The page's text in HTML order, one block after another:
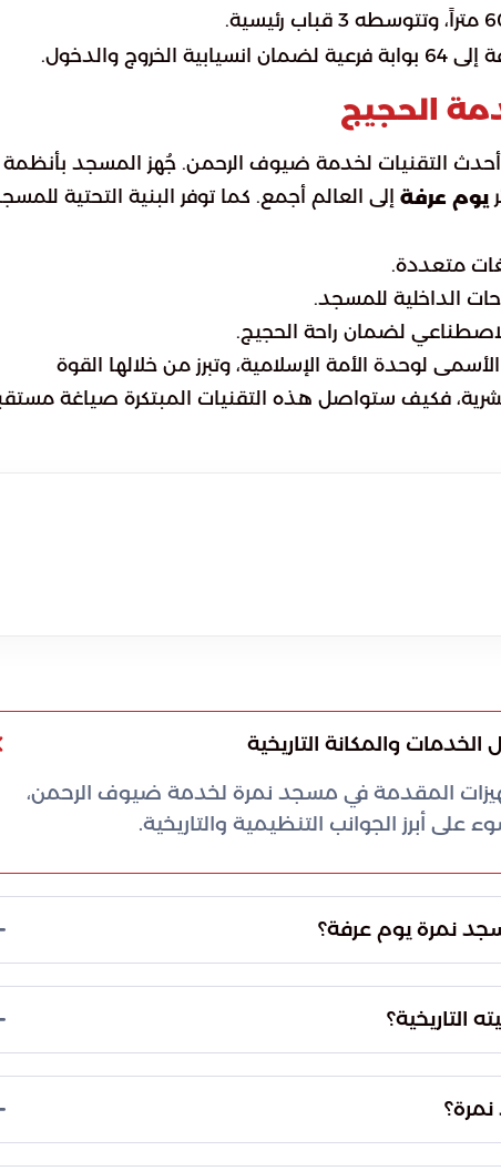
الحجيج
التقنيات لخدمة ضيوف الرحمن. جُهز المسجد بأنظمة
يوم عرفة إلى العالم أجمع. كما توفر البنية التحتية
متعددة.
الداخلية للمسجد.
لضمان راحة الحجيج.
لوحدة الأمة الإسلامية، وتبرز من خلالها القوة
فكيف ستواصل هذه التقنيات المبتكرة صياغة
والمكانة التاريخية
المقدمة في مسجد نمرة لخدمة ضيوف الرحمن،
على أبرز الجوانب التنظيمية والتاريخية.
التاريخية التي تسبق الصلاة.
النبي ﷺ في حجة الوداع.